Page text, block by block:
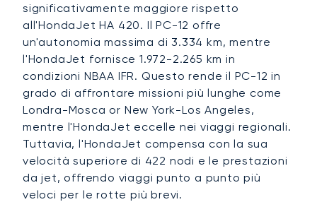
significativamente maggiore rispetto
all'HondaJet HA 420. Il PC-12 offre
un'autonomia massima di 3.334 km, mentre
l'HondaJet fornisce 1.972-2.265 km in
condizioni NBAA IFR. Questo rende il PC-12 in
grado di affrontare missioni più lunghe come
Londra-Mosca or New York-Los Angeles,
mentre l'HondaJet eccelle nei viaggi regionali.
Tuttavia, l'HondaJet compensa con la sua
velocità superiore di 422 nodi e le prestazioni
da jet, offrendo viaggi punto a punto più
veloci per le rotte più brevi.